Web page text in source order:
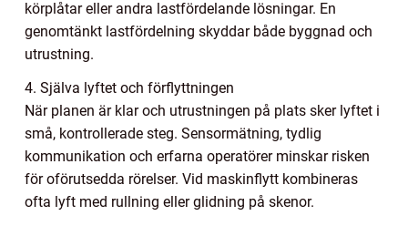
körplåtar eller andra lastfördelande lösningar. En
genomtänkt lastfördelning skyddar både byggnad och
utrustning.
4. Själva lyftet och förflyttningen
När planen är klar och utrustningen på plats sker lyftet i
små, kontrollerade steg. Sensormätning, tydlig
kommunikation och erfarna operatörer minskar risken
för oförutsedda rörelser. Vid maskinflytt kombineras
ofta lyft med rullning eller glidning på skenor.